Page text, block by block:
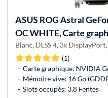
ASUS ROG Astral
OC WHITE, Carte
Blanc, DLSS 4, 3x
(1)
Carte graphique: NVIDIA
Mémoire vive: 16 Go
Slots occupés: 3,8 Fentes